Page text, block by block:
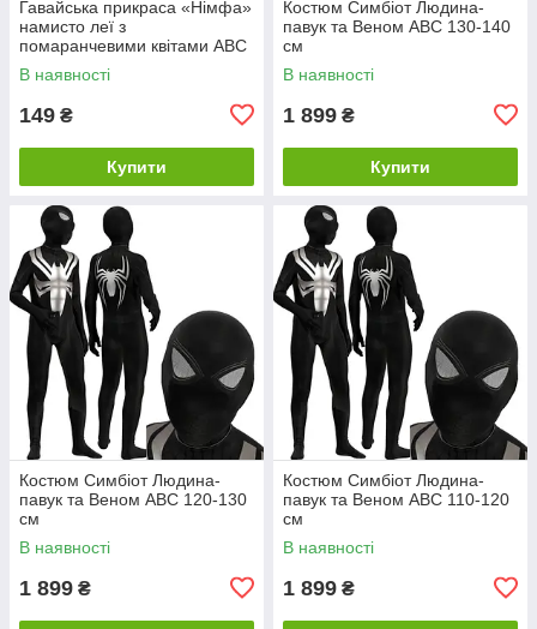
Гавайська прикраса «Німфа»
намисто леї з
помаранчевими квітами ABC
В наявності
149 ₴
Купити
Костюм Симбіот Людина-
павук та Веном ABC 130-140
см
В наявності
1 899 ₴
Купити
Костюм Симбіот Людина-
павук та Веном ABC 120-130
см
В наявності
1 899 ₴
Костюм Симбіот Людина-
павук та Веном ABC 110-120
см
В наявності
1 899 ₴